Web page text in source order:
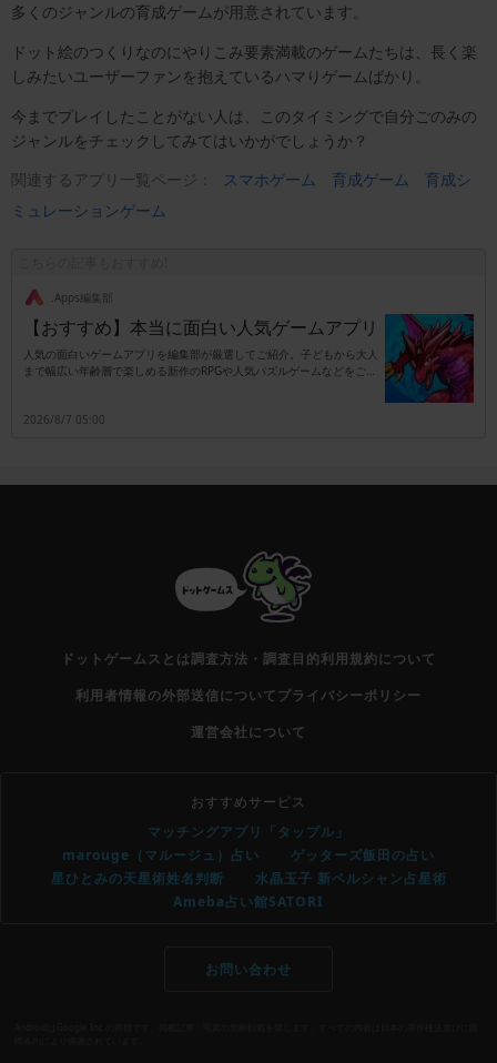
多くのジャンルの育成ゲームが用意されています。
ドット絵のつくりなのにやりこみ要素満載のゲームたちは、長く楽
しみたいユーザーファンを抱えているハマりゲームばかり。
今までプレイしたことがない人は、このタイミングで自分ごのみの
ジャンルをチェックしてみてはいかがでしょうか？
関連するアプリ一覧ページ：
スマホゲーム 育成ゲーム
育成シ
ミュレーションゲーム
.Apps編集部
【おすすめ】本当に面白い人気ゲームアプリ
人気の面白いゲームアプリを編集部が厳選してご紹介。子どもから大人
まで幅広い年齢層で楽しめる新作のRPGや人気パズルゲームなどをご紹
2026/8/7 05:00
ドットゲームスとは調査方法・調査目的利用規約について
利用者情報の外部送信についてプライバシーポリシー
運営会社について
おすすめサービス
マッチングアプリ「タップル」
marouge（マルージュ）占い
ゲッターズ飯田の占い
星ひとみの天星術姓名判断
水晶玉子 新ペルシャン占星術
Ameba占い館SATORI
お問い合わせ